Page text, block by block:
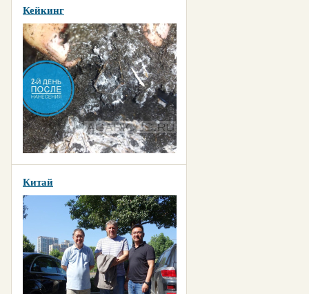
Кейкинг
Китай